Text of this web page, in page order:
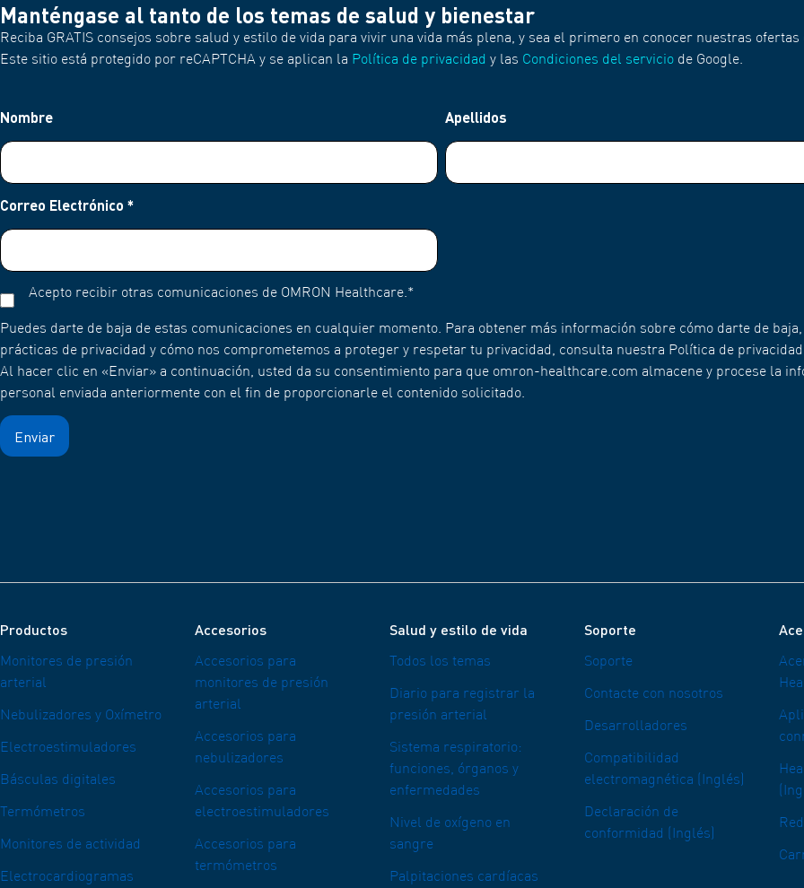
Manténgase al tanto de los temas de salud y bienestar
Reciba GRATIS consejos sobre salud y estilo de vida para vivir una vida más plena, y sea el primero en conocer nuestras ofertas
Este sitio está protegido por reCAPTCHA y se aplican la Política de privacidad y las Condiciones del servicio de Google.
Nombre Apellidos
Correo Electrónico *
Acepto recibir otras comunicaciones de OMRON Healthcare.*
Puedes darte de baja de estas comunicaciones en cualquier momento. Para obtener más información sobre cómo darte de
prácticas de privacidad y cómo nos comprometemos a proteger y respetar tu privacidad, consulta nuestra Política de
Al hacer clic en «Enviar» a continuación, usted da su consentimiento para que omron-healthcare.com almacene y procese la
personal enviada anteriormente con el fin de proporcionarle el contenido solicitado.
Productos
Monitores de presión
arterial
Nebulizadores y Oxímetro
Electroestimuladores
Básculas digitales
Termómetros
Monitores de actividad
Electrocardiogramas
Accesorios
Accesorios para
monitores de presión
arterial
Accesorios para
nebulizadores
Accesorios para
electroestimuladores
Accesorios para
termómetros
Salud y estilo de vida
Todos los temas
Diario para registrar la
presión arterial
Sistema respiratorio:
funciones, órganos y
enfermedades
Nivel de oxígeno en
sangre
Palpitaciones cardíacas
Soporte
Soporte
Contacte con nosotros
Desarrolladores
Compatibilidad
electromagnética (Inglés)
Declaración de
conformidad (Inglés)